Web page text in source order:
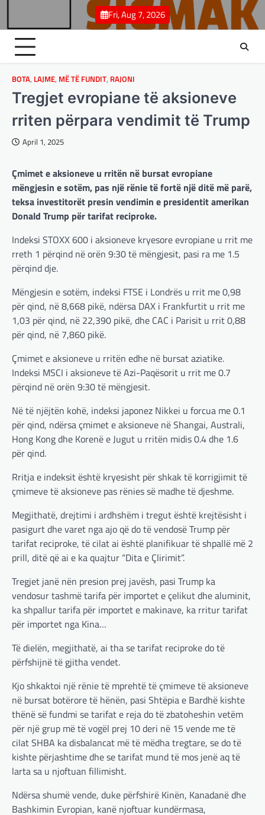
content
Fri, Aug 7, 2026
BOTA, LAJME, MË TË FUNDIT, RAJONI
Tregjet evropiane të aksioneve
rriten përpara vendimit të Trump
April 1, 2025
Çmimet e aksioneve u rritën në bursat evropiane
mëngjesin e sotëm, pas një rënie të fortë një ditë më parë,
teksa investitorët presin vendimin e presidentit amerikan
Donald Trump për tarifat reciproke.
Indeksi STOXX 600 i aksioneve kryesore evropiane u rrit me
rreth 1 përqind në orën 9:30 të mëngjesit, pasi ra me 1.5
përqind dje.
Mëngjesin e sotëm, indeksi FTSE i Londrës u rrit me 0,98
për qind, në 8,668 pikë, ndërsa DAX i Frankfurtit u rrit me
1,03 për qind, në 22,390 pikë, dhe CAC i Parisit u rrit 0,88
për qind, në 7,860 pikë.
Çmimet e aksioneve u rritën edhe në bursat aziatike.
Indeksi MSCI i aksioneve të Azi-Paqësorit u rrit me 0.7
përqind në orën 9:30 të mëngjesit.
Në të njëjtën kohë, indeksi japonez Nikkei u forcua me 0.1
për qind, ndërsa çmimet e aksioneve në Shangai, Australi,
Hong Kong dhe Korenë e Jugut u rritën midis 0.4 dhe 1.6
për qind.
Rritja e indeksit është kryesisht për shkak të korrigjimit të
çmimeve të aksioneve pas rënies së madhe të djeshme.
Megjithatë, drejtimi i ardhshëm i tregut është krejtësisht i
pasigurt dhe varet nga ajo që do të vendosë Trump për
tarifat reciproke, të cilat ai është planifikuar të shpallë më 2
prill, ditë që ai e ka quajtur “Dita e Çlirimit”.
Tregjet janë nën presion prej javësh, pasi Trump ka
vendosur tashmë tarifa për importet e çelikut dhe aluminit,
ka shpallur tarifa për importet e makinave, ka rritur tarifat
për importet nga Kina…
Të dielën, megjithatë, ai tha se tarifat reciproke do të
përfshijnë të gjitha vendet.
Kjo shkaktoi një rënie të mprehtë të çmimeve të aksioneve
në bursat botërore të hënën, pasi Shtëpia e Bardhë kishte
thënë së fundmi se tarifat e reja do të zbatoheshin vetëm
për një grup më të vogël prej 10 deri në 15 vende me të
cilat SHBA ka disbalancat më të mëdha tregtare, se do të
kishte përjashtime dhe se tarifat mund të mos jenë aq të
larta sa u njoftuan fillimisht.
Ndërsa shumë vende, duke përfshirë Kinën, Kanadanë dhe
Bashkimin Evropian, kanë njoftuar kundërmasa,
BOTA,LAJME,MË TË FUNDIT,OPINIONE,
RAJONI,SPECIALE
400 miliardë euro për mbrojtje
adminadmin March 4, 2025
Gjermania ndodhet aktualisht në kulmin e
përpjekjeve për krijimin e qeverisë dhe koha
BOTA,LAJME
Çka ndodhë tash pas
ndërprerjes së ndihmës
ushtarake për Ukrainën nga
Trump
adminadmin March 4, 2025
Pas takimit të liderëve evropianë në Londër,
francezët dhe britanikët kanë hartuar një
plan paqeje për luftën në Ukrainë, të…
BOTA KRONIKË E ZEZË LAJME